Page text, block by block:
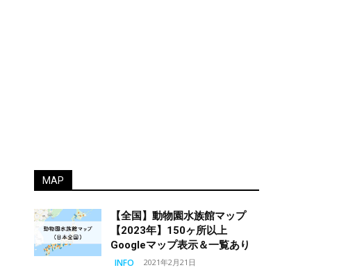
MAP
【全国】動物園水族館マップ
【2023年】150ヶ所以上
Googleマップ表示＆一覧あり
INFO 2021年2月21日